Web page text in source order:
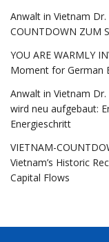
Anwalt in Vietnam
COUNTDOWN ZUM
YOU ARE WARMLY
Moment for German
Anwalt in Vietnam
wird neu aufgebaut:
Energieschritt
VIETNAM-
Vietnam’s Historic
Capital Flows